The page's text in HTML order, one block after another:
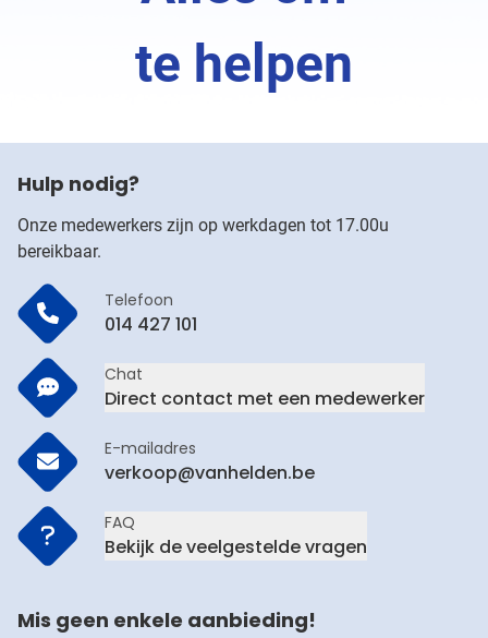
te helpen
Hulp nodig?
Onze medewerkers zijn op werkdagen tot 17.00u
bereikbaar.
Telefoon
014 427 101
Chat
Direct contact met een medewerker
E-mailadres
verkoop@vanhelden.be
FAQ
Bekijk de veelgestelde vragen
Mis geen enkele aanbieding!